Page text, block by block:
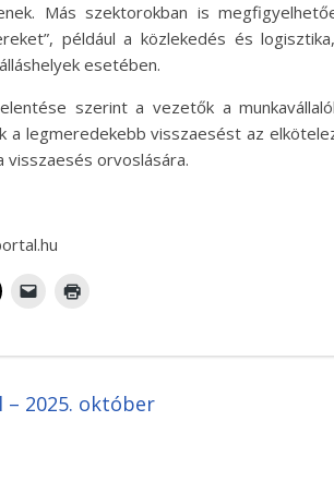
Más szektorokban is
például a közlekedés és
esetében.
szerint a vezetők a
a legmeredekebb visszaesést az
visszaesés orvoslására.
– 2025. október